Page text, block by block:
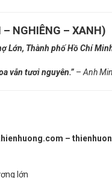
NGHIÊNG – XANH)
Lớn, Thành phố Hồ Chí
vẫn tươi nguyên.” – Anh
–
lớn